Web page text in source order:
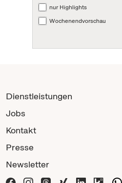
nur Highlights
Wochenendvorschau
Dienstleistungen
Jobs
Kontakt
Presse
Newsletter